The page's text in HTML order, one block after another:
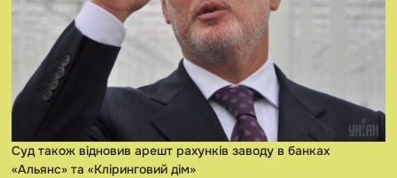
Суд також відновив арешт рахунків заводу в банках
«Альянс» та «Кліринговий дім»